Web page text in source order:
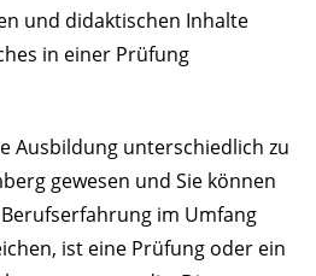
und didaktischen Inhalte
in einer Prüfung
Ausbildung unterschiedlich zu
gewesen und Sie können
im Umfang
ist eine Prüfung oder ein